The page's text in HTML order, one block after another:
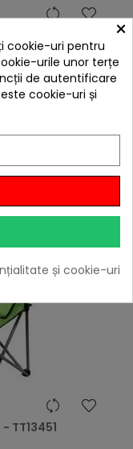
TT13451
×
cookie-uri pentru
urile unor terțe
de autentificare
cookie-uri și
și cookie-uri